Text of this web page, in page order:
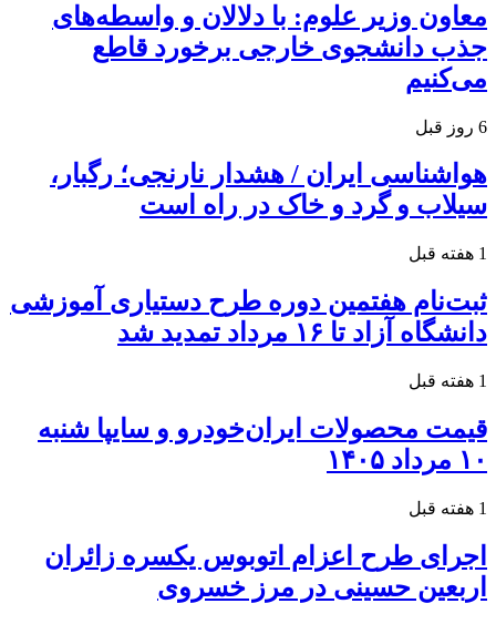
معاون وزیر علوم: با دلالان و واسطه‌های
جذب دانشجوی خارجی برخورد قاطع
می‌کنیم
6 روز قبل
هواشناسی ایران / هشدار نارنجی؛ رگبار،
سیلاب و گرد و خاک در راه است
1 هفته قبل
ثبت‌نام هفتمین دوره طرح دستیاری آموزشی
دانشگاه آزاد تا ۱۶ مرداد تمدید شد
1 هفته قبل
قیمت محصولات ایران‌خودرو و سایپا شنبه
۱۰ مرداد ۱۴۰۵
1 هفته قبل
اجرای طرح اعزام اتوبوس یکسره زائران
اربعین حسینی در مرز خسروی